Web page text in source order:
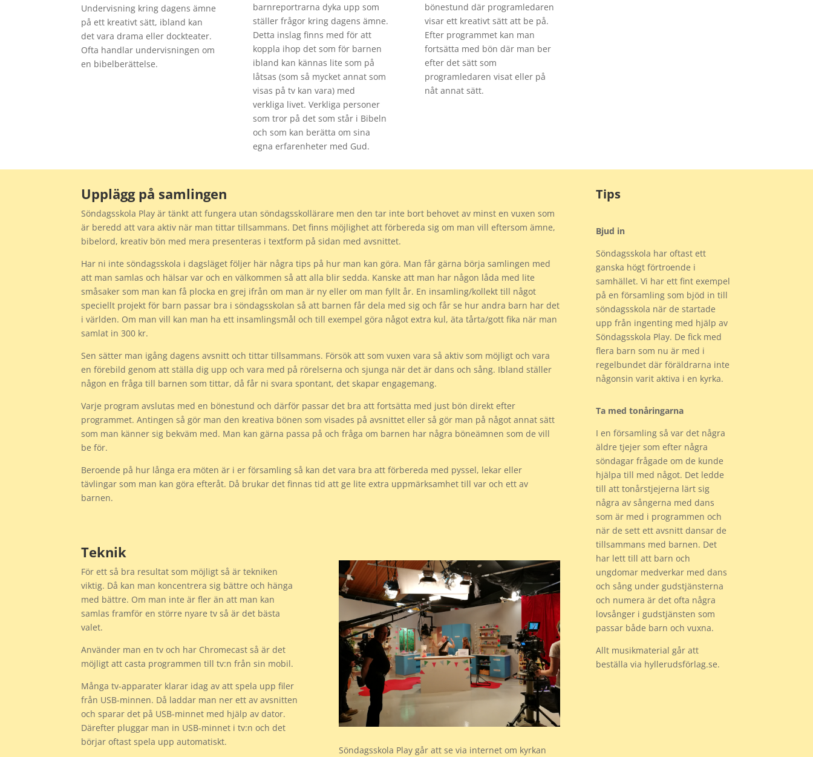
Undervisning kring dagens ämne
på ett kreativt sätt, ibland kan
det vara drama eller dockteater.
Ofta handlar undervisningen om
en bibelberättelse.
barnreportrarna dyka upp som
ställer frågor kring dagens ämne.
Detta inslag finns med för att
koppla ihop det som för barnen
ibland kan kännas lite som på
låtsas (som så mycket annat som
visas på tv kan vara) med
verkliga livet. Verkliga personer
som tror på det som står i Bibeln
och som kan berätta om sina
egna erfarenheter med Gud.
bönestund där programledaren
visar ett kreativt sätt att be på.
Efter programmet kan man
fortsätta med bön där man ber
efter det sätt som
programledaren visat eller på
nåt annat sätt.
Upplägg på samlingen
Söndagsskola Play är tänkt att fungera utan söndagsskollärare men den tar inte bort behovet av minst en vuxen som
är beredd att vara aktiv när man tittar tillsammans. Det finns möjlighet att förbereda sig om man vill eftersom ämne,
bibelord, kreativ bön med mera presenteras i textform på sidan med avsnittet.
Har ni inte söndagsskola i dagsläget följer här några tips på hur man kan göra. Man får gärna börja samlingen med
att man samlas och hälsar var och en välkommen så att alla blir sedda. Kanske att man har någon låda med lite
småsaker som man kan få plocka en grej ifrån om man är ny eller om man fyllt år. En insamling/kollekt till något
speciellt projekt för barn passar bra i söndagsskolan så att barnen får dela med sig och får se hur andra barn har det
i världen. Om man vill kan man ha ett insamlingsmål och till exempel göra något extra kul, äta tårta/gott fika när man
samlat in 300 kr.
Sen sätter man igång dagens avsnitt och tittar tillsammans. Försök att som vuxen vara så aktiv som möjligt och vara
en förebild genom att ställa dig upp och vara med på rörelserna och sjunga när det är dans och sång. Ibland ställer
någon en fråga till barnen som tittar, då får ni svara spontant, det skapar engagemang.
Varje program avslutas med en bönestund och därför passar det bra att fortsätta med just bön direkt efter
programmet. Antingen så gör man den kreativa bönen som visades på avsnittet eller så gör man på något annat sätt
som man känner sig bekväm med. Man kan gärna passa på och fråga om barnen har några böneämnen som de vill
be för.
Beroende på hur långa era möten är i er församling så kan det vara bra att förbereda med pyssel, lekar eller
tävlingar som man kan göra efteråt. Då brukar det finnas tid att ge lite extra uppmärksamhet till var och ett av
barnen.
Teknik
För ett så bra resultat som möjligt så är tekniken
viktig. Då kan man koncentrera sig bättre och hänga
med bättre. Om man inte är fler än att man kan
samlas framför en större nyare tv så är det bästa
valet.
Använder man en tv och har Chromecast så är det
möjligt att casta programmen till tv:n från sin mobil.
Många tv-apparater klarar idag av att spela upp filer
från USB-minnen. Då laddar man ner ett av avsnitten
och sparar det på USB-minnet med hjälp av dator.
Därefter pluggar man in USB-minnet i tv:n och det
börjar oftast spela upp automatiskt.
Söndagsskola Play går att se via internet om kyrkan
Tips
Bjud in
Söndagsskola har oftast ett
ganska högt förtroende i
samhället. Vi har ett fint exempel
på en församling som bjöd in till
söndagsskola när de startade
upp från ingenting med hjälp av
Söndagsskola Play. De fick med
flera barn som nu är med i
regelbundet där föräldrarna inte
någonsin varit aktiva i en kyrka.
Ta med tonåringarna
I en församling så var det några
äldre tjejer som efter några
söndagar frågade om de kunde
hjälpa till med något. Det ledde
till att tonårstjejerna lärt sig
några av sångerna med dans
som är med i programmen och
när de sett ett avsnitt dansar de
tillsammans med barnen. Det
har lett till att barn och
ungdomar medverkar med dans
och sång under gudstjänsterna
och numera är det ofta några
lovsånger i gudstjänsten som
passar både barn och vuxna.
Allt musikmaterial går att
beställa via hyllerudsförlag.se.